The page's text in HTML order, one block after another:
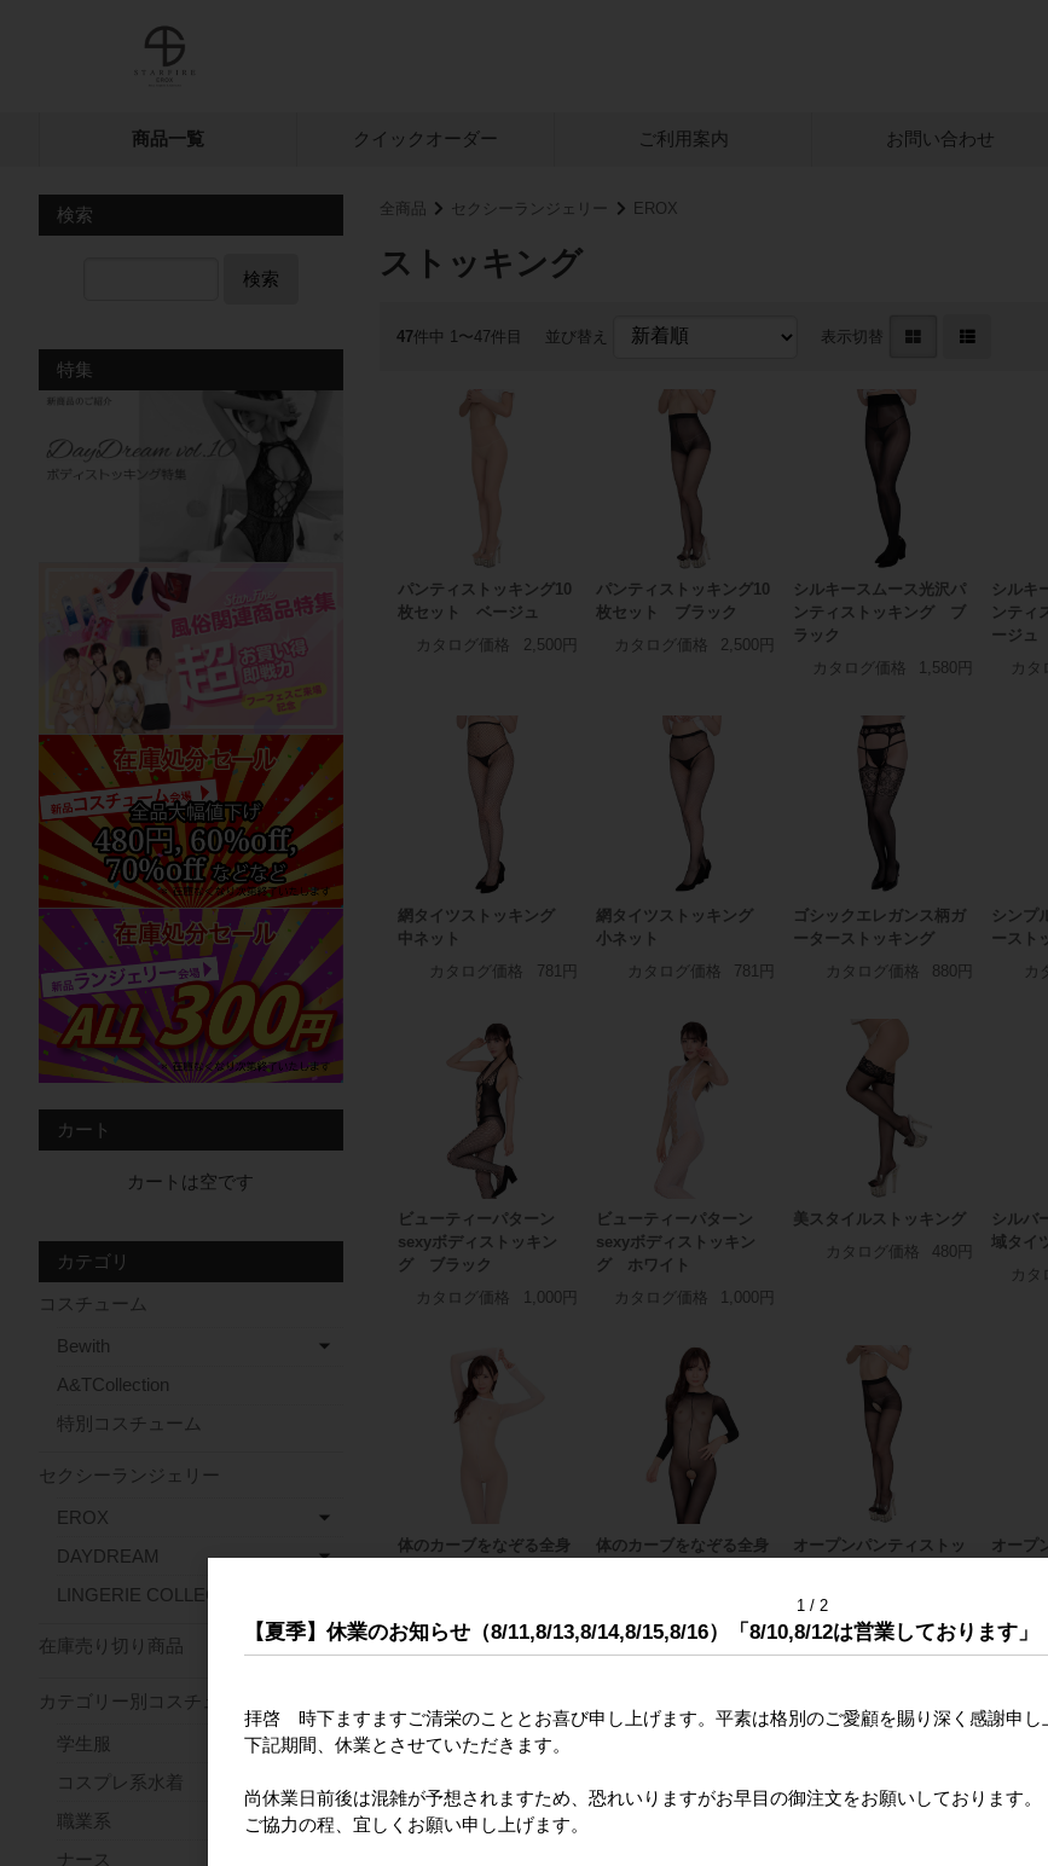
商品一覧 クイック オーダー ご利用案内 お問い合わせ
全商品 セクシーランジェリー EROX
ストッキング
47件中 1〜47件目 並び替え 表示切替
パンティストッキング10
枚セット ベージュ
カタログ価格
2,500円
パンティストッキング10
枚セット ブラック
カタログ価格
2,500円
シルキースムース光沢パ
ンティストッキング ブ
ラック
カタログ価格
1,580円
シルキ
ンティ
ージュ
カタ
網タイツストッキング
中ネット
カタログ価格
781円
網タイツストッキング
小ネット
カタログ価格
781円
ゴシックエレガンス柄ガ
ーターストッキング
カタログ価格
880円
シンプ
ースト
カ
ビューティーパターン
sexyボディストッキン
グ ブラック
カタログ価格
1,000円
ビューティーパターン
sexyボディストッキン
グ ホワイト
カタログ価格
1,000円
美スタイルストッキング
カタログ価格
480円
シルバ
域タイ
カタ
体のカーブをなぞる全身
カタログ価格
1,200円
体のカーブをなぞる全身
カタログ価格
1,200円
オープンパンティストッ
カタログ価格
オープ
検索
検索
特集
カート
カートは空です
カテゴリ
コスチューム
Bewith
A&TCollection
特別コスチューム
セクシーランジェリー
EROX
DAYDREAM
LINGERIE COLLECTION
在庫売り切り商品
カテゴリー別コスチューム
学生服
コスプレ系水着
職業系
ナース
1 2
【夏季】休業のお知らせ（8/11,8/13,8/14,8/15,8/16）「8/10,8/12は営業しております」
拝啓 時下ますますご清栄のこととお喜び申し上げます。平素は格別のご愛顧を賜り深く感謝申し
下記期間、休業とさせていただきます。
尚休業日前後は混雑が予想されますため、恐れいりますがお早目の御注文をお願いしております。
ご協力の程、宜しくお願い申し上げます。